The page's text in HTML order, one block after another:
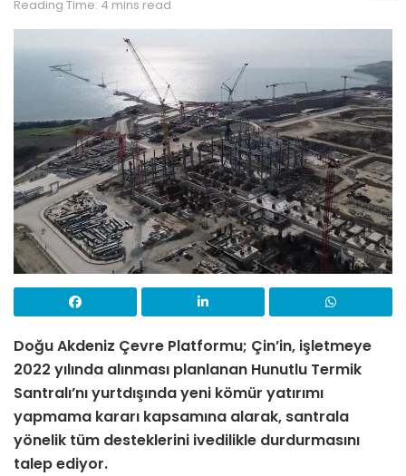
Reading Time: 4 mins read
Doğu Akdeniz Çevre Platformu; Çin’in, işletmeye
2022 yılında alınması planlanan Hunutlu Termik
Santralı’nı yurtdışında yeni kömür yatırımı
yapmama kararı kapsamına alarak, santrala
yönelik tüm desteklerini ivedilikle durdurmasını
talep ediyor.